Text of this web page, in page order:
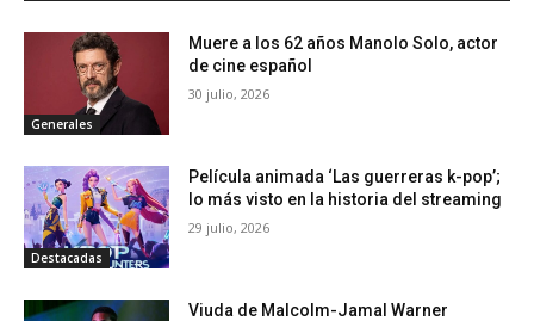
Generales
Muere a los 62 años Manolo Solo, actor
de cine español
30 julio, 2026
Destacadas
Película animada ‘Las guerreras k-pop’;
lo más visto en la historia del streaming
29 julio, 2026
Viuda de Malcolm-Jamal Warner